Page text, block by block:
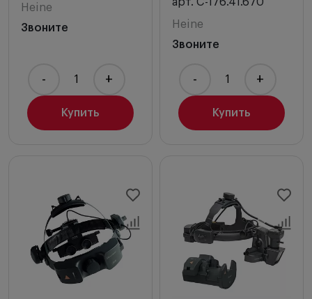
Heine
Звоните
Купить
- +
Heine
Звоните
Купить
- +